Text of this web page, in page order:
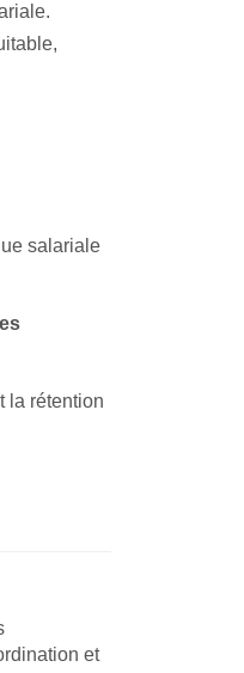
salariale
la rétention
et